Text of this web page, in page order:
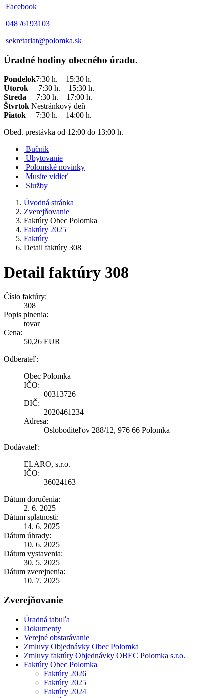
Facebook
048 /6193103
sekretariat@polomka.sk
Úradné hodiny obecného úradu.
Pondelok7:30 h. – 15:30 h.
Utorok 7:30 h. – 15:30 h.
Streda 7:30 h. – 17:00 h.
Štvrtok Nestránkový deň
Piatok
7:30 h. – 14:00 h.
Obed. prestávka od 12:00 do 13:00 h.
Bučnik
Ubytovanie
Polomské novinky
Musíte vidieť
Služby
Úvodná stránka
Zverejňovanie
Faktúry Obec Polomka
Faktúry 2025
Faktúry
Detail faktúry 308
Detail faktúry 308
Číslo faktúry:
308
Popis plnenia:
tovar
Cena:
50,26 EUR
Odberateľ:
Obec Polomka
IČO:
00313726
DIČ:
2020461234
Adresa:
Osloboditeľov 288/12, 976 66 Polomka
Dodávateľ:
ELARO, s.r.o.
IČO:
36024163
Dátum doručenia:
2. 6. 2025
Dátum splatnosti:
14. 6. 2025
Dátum úhrady:
10. 6. 2025
Dátum vystavenia:
30. 5. 2025
Dátum zverejnenia:
10. 7. 2025
Zverejňovanie
Úradná tabuľa
Dokumenty
Verejné obstarávanie
Zmluvy Objednávky Obec Polomka
Zmluvy faktúry Objednávky OBEC Polomka s.r.o.
Faktúry Obec Polomka
Faktúry 2026
Faktúry 2025
Faktúry 2024